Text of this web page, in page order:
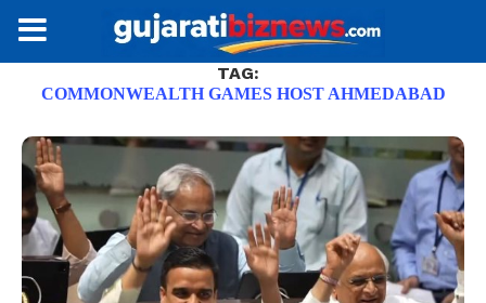
TAG:
COMMONWEALTH GAMES HOST AHMEDABAD